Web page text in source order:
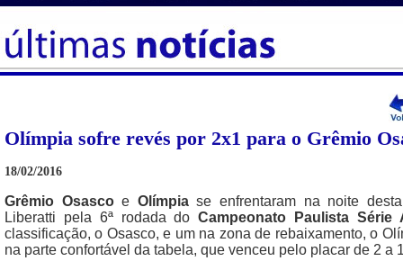
Olímpia sofre revés por 2x1 para o Grêmio
18/02/2016
Grêmio Osascoe Olímpiase enfrentaram na noite
Liberatti pela 6ª rodada doCampeonato Paulista Série
classificação, o Osasco, e um na zona de rebaixamento, o
na parte confortável da tabela, que venceu pelo placar de 2 a